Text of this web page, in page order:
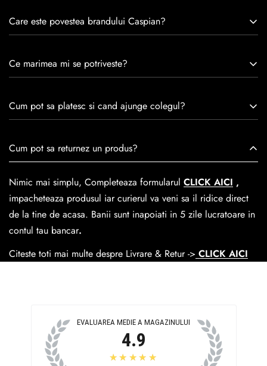
Care este povestea brandului Caspian?
experiență de peste 30 de ani în industria modei, Caspian se
satisfacția clienților.Fiecare pereche de încălțăminte Caspian
este creată cu mândrie de meșteri pricepuți, care aduc la
trecerea timpului.
Ce marimea mi se potriveste?
Cum pot sa platesc si cand ajunge colegul?
medie livrarea dureaza 1-2 zilelucratoare prin
Easybox-ul Emag.
Cosul de livrareeste 15 lei pentru o comanda mai mica de
390 lei si Gratuit pentru o comanda de peste 390 lei.
Cum pot sa returnez un produs?
Nimic mai simplu, Completeaza formularul CLICK AICI ,
impacheteaza produsul iar curierul va veni sa il ridice direct
de la tine de acasa. Banii sunt inapoiati in 5 zile lucratoare in
contul tau bancar.
Citeste toti mai multe despre Livrare & Retur -> CLICK AICI
EVALUAREA MEDIE A MAGAZINULUI
4.9
★★★★★